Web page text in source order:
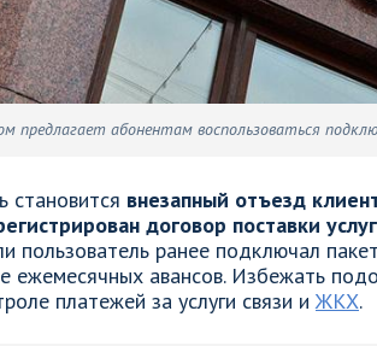
предлагает абонентам воспользоваться
становится внезапный отъезд
договор поставки
пользователь ранее подключал
ежемесячных авансов. Избежать
платежей за услуги связи иЖКХ.